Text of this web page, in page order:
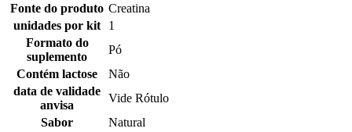
Fonte do produto Creatina
unidades por kit
1
Formato do
suplemento
Pó
Contém lactose
Não
data de validade
anvisa
Vide Rótulo
Sabor
Natural